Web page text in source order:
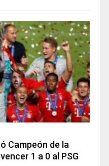
Campeón de la
1 a 0 al PSG